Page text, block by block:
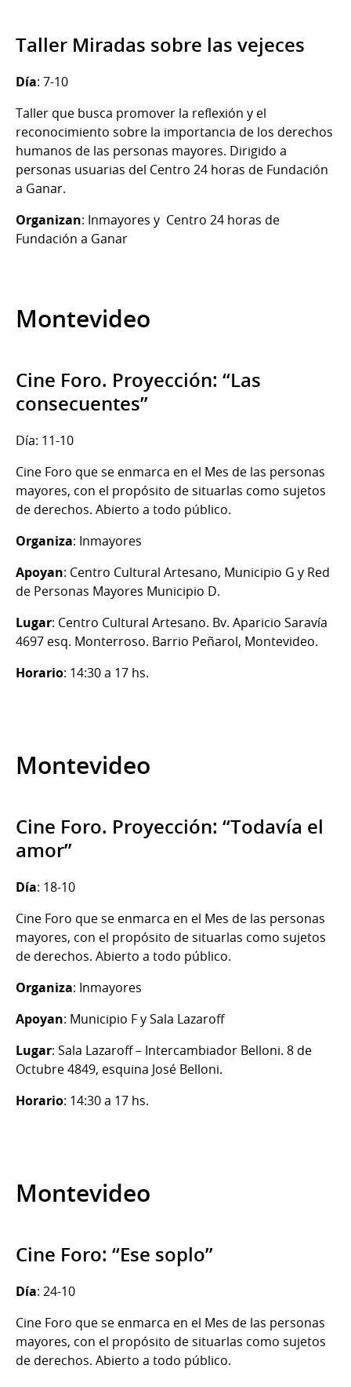
Taller Miradas sobre las vejeces
Día: 7-10
Taller que busca promover la reflexión y el
reconocimiento sobre la importancia de los derechos
humanos de las personas mayores. Dirigido a
personas usuarias del Centro 24 horas de Fundación
a Ganar.
Organizan: Inmayores y Centro 24 horas de
Fundación a Ganar
Montevideo
Cine Foro. Proyección: “Las
consecuentes”
Día: 11-10
Cine Foro que se enmarca en el Mes de las personas
mayores, con el propósito de situarlas como sujetos
de derechos. Abierto a todo público.
Organiza: Inmayores
Apoyan: Centro Cultural Artesano, Municipio G y Red
de Personas Mayores Municipio D.
Lugar: Centro Cultural Artesano. Bv. Aparicio Saravía
4697 esq. Monterroso. Barrio Peñarol, Montevideo.
Horario: 14:30 a 17 hs.
Montevideo
Cine Foro. Proyección: “Todavía el
amor”
Día: 18-10
Cine Foro que se enmarca en el Mes de las personas
mayores, con el propósito de situarlas como sujetos
de derechos. Abierto a todo público.
Organiza: Inmayores
Apoyan: Municipio F y Sala Lazaroff
Lugar: Sala Lazaroff – Intercambiador Belloni. 8 de
Octubre 4849, esquina José Belloni.
Horario: 14:30 a 17 hs.
Montevideo
Cine Foro: “Ese soplo”
Día: 24-10
Cine Foro que se enmarca en el Mes de las personas
mayores, con el propósito de situarlas como sujetos
de derechos. Abierto a todo público.